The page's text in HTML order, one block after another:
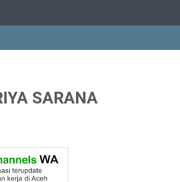
SARANA